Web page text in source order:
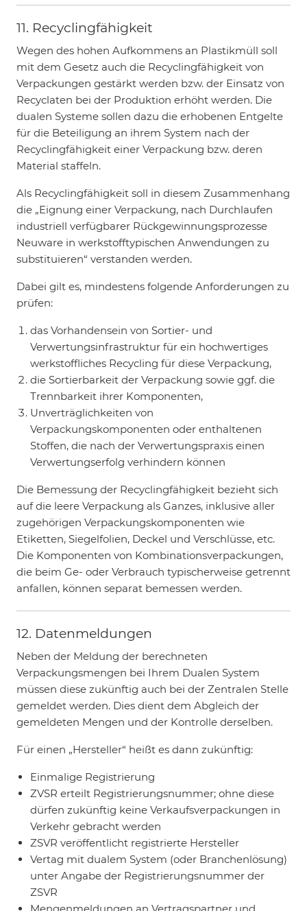
11. Recyclingfähigkeit
Wegen des hohen Aufkommens an Plastikmüll soll
mit dem Gesetz auch die Recyclingfähigkeit von
Verpackungen gestärkt werden bzw. der Einsatz von
Recyclaten bei der Produktion erhöht werden. Die
dualen Systeme sollen dazu die erhobenen Entgelte
für die Beteiligung an ihrem System nach der
Recyclingfähigkeit einer Verpackung bzw. deren
Material staffeln.
Als Recyclingfähigkeit soll in diesem Zusammenhang
die „Eignung einer Verpackung, nach Durchlaufen
industriell verfügbarer Rückgewinnungsprozesse
Neuware in werkstofftypischen Anwendungen zu
substituieren“ verstanden werden.
Dabei gilt es, mindestens folgende Anforderungen zu
prüfen:
das Vorhandensein von Sortier- und
Verwertungsinfrastruktur für ein hochwertiges
werkstoffliches Recycling für diese Verpackung,
die Sortierbarkeit der Verpackung sowie ggf. die
Trennbarkeit ihrer Komponenten,
Unverträglichkeiten von
Verpackungskomponenten oder enthaltenen
Stoffen, die nach der Verwertungspraxis einen
Verwertungserfolg verhindern können
Die Bemessung der Recyclingfähigkeit bezieht sich
auf die leere Verpackung als Ganzes, inklusive aller
zugehörigen Verpackungskomponenten wie
Etiketten, Siegelfolien, Deckel und Verschlüsse, etc.
Die Komponenten von Kombinationsverpackungen,
die beim Ge- oder Verbrauch typischerweise getrennt
anfallen, können separat bemessen werden.
12. Datenmeldungen
Neben der Meldung der berechneten
Verpackungsmengen bei Ihrem Dualen System
müssen diese zukünftig auch bei der Zentralen Stelle
gemeldet werden. Dies dient dem Abgleich der
gemeldeten Mengen und der Kontrolle derselben.
Für einen „Hersteller“ heißt es dann zukünftig:
Einmalige Registrierung
ZVSR erteilt Registrierungsnummer; ohne diese
dürfen zukünftig keine Verkaufsverpackungen in
Verkehr gebracht werden
ZSVR veröffentlicht registrierte Hersteller
Vertag mit dualem System (oder Branchenlösung)
unter Angabe der Registrierungsnummer der
ZSVR